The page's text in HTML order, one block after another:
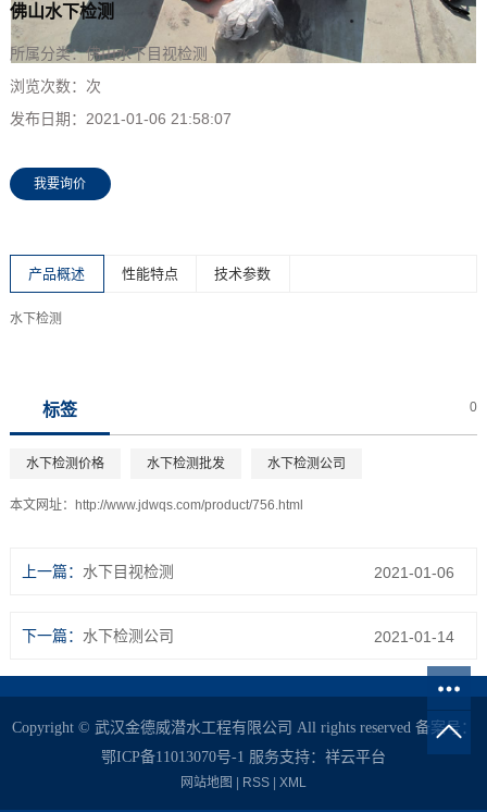
佛山水下检测
所属分类：佛山水下目视检测
浏览次数： 次
发布日期： 2021-01-06 21:58:07
我要询价
产品概述 性能特点 技术参数
水下检测
标签 0
水下检测价格 水下检测批发 水下检测公司
本文网址： http://www.jdwqs.com/product/756.html
上一篇： 水下目视检测 2021-01-06
下一篇： 水下检测公司 2021-01-14
Copyright © 武汉金德威潜水工程有限公司 All rights reserved 备案号：
鄂ICP备11013070号-1 服务支持： 祥云平台
网站地图 | RSS | XML